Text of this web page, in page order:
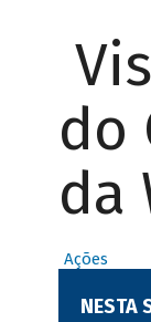
do
da
Ações
NESTA